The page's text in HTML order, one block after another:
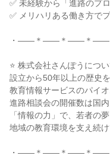
✅ 未経験から「進路のプ
✅ メリハリある働き方で
・――＊――＊――＊――
⭐ 株式会社さんぽうについ
設立から50年以上の歴史
教育情報サービスのパイ
進路相談会の開催数は国内
「情報の力」で、若者の
地域の教育環境を支え続
・――＊――＊――＊――